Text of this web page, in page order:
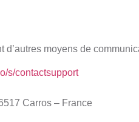
moyens de
s/contactsupport
Carros – France